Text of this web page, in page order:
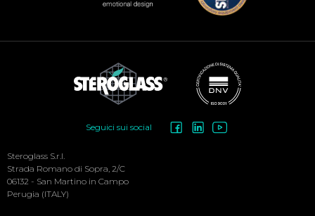
Menu
Seguici sui social
Steroglass S.r.l.
Strada Romano di Sopra, 2/C
06132 - San Martino in Campo
Perugia (ITALY)